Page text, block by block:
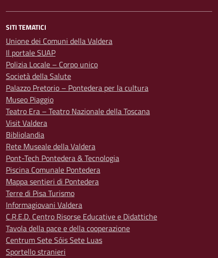
SITI TEMATICI
Unione dei Comuni della Valdera
Il portale SUAP
Polizia Locale – Corpo unico
Società della Salute
Palazzo Pretorio – Pontedera per la cultura
Museo Piaggio
Teatro Era – Teatro Nazionale della Toscana
Visit Valdera
Bibliolandia
Rete Museale della Valdera
Pont-Tech Pontedera & Tecnologia
Piscina Comunale Pontedera
Mappa sentieri di Pontedera
Terre di Pisa Turismo
Informagiovani Valdera
C.R.E.D. Centro Risorse Educative e Didattiche
Tavola della pace e della cooperazione
Centrum Sete Sóis Sete Luas
Sportello stranieri